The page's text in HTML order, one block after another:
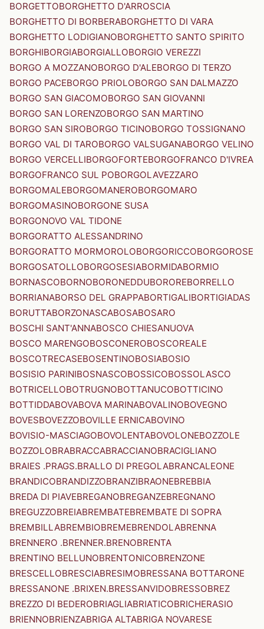
BORGETTOBORGHETTO D'ARROSCIA
BORGHETTO DI BORBERABORGHETTO DI VARA
BORGHETTO LODIGIANOBORGHETTO SANTO SPIRITO
BORGHIBORGIABORGIALLOBORGIO VEREZZI
BORGO A MOZZANOBORGO D'ALEBORGO DI TERZO
BORGO PACEBORGO PRIOLOBORGO SAN DALMAZZO
BORGO SAN GIACOMOBORGO SAN GIOVANNI
BORGO SAN LORENZOBORGO SAN MARTINO
BORGO SAN SIROBORGO TICINOBORGO TOSSIGNANO
BORGO VAL DI TAROBORGO VALSUGANABORGO VELINO
BORGO VERCELLIBORGOFORTEBORGOFRANCO D'IVREA
BORGOFRANCO SUL POBORGOLAVEZZARO
BORGOMALEBORGOMANEROBORGOMARO
BORGOMASINOBORGONE SUSA
BORGONOVO VAL TIDONE
BORGORATTO ALESSANDRINO
BORGORATTO MORMOROLOBORGORICCOBORGOROSE
BORGOSATOLLOBORGOSESIABORMIDABORMIO
BORNASCOBORNOBORONEDDUBOROREBORRELLO
BORRIANABORSO DEL GRAPPABORTIGALIBORTIGIADAS
BORUTTABORZONASCABOSABOSARO
BOSCHI SANT'ANNABOSCO CHIESANUOVA
BOSCO MARENGOBOSCONEROBOSCOREALE
BOSCOTRECASEBOSENTINOBOSIABOSIO
BOSISIO PARINIBOSNASCOBOSSICOBOSSOLASCO
BOTRICELLOBOTRUGNOBOTTANUCOBOTTICINO
BOTTIDDABOVABOVA MARINABOVALINOBOVEGNO
BOVESBOVEZZOBOVILLE ERNICABOVINO
BOVISIO-MASCIAGOBOVOLENTABOVOLONEBOZZOLE
BOZZOLOBRABRACCABRACCIANOBRACIGLIANO
BRAIES .PRAGS.BRALLO DI PREGOLABRANCALEONE
BRANDICOBRANDIZZOBRANZIBRAONEBREBBIA
BREDA DI PIAVEBREGANOBREGANZEBREGNANO
BREGUZZOBREIABREMBATEBREMBATE DI SOPRA
BREMBILLABREMBIOBREMEBRENDOLABRENNA
BRENNERO .BRENNER.BRENOBRENTA
BRENTINO BELLUNOBRENTONICOBRENZONE
BRESCELLOBRESCIABRESIMOBRESSANA BOTTARONE
BRESSANONE .BRIXEN.BRESSANVIDOBRESSOBREZ
BREZZO DI BEDEROBRIAGLIABRIATICOBRICHERASIO
BRIENNOBRIENZABRIGA ALTABRIGA NOVARESE